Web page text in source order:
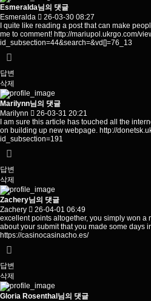
Esmeralda님의 댓글
Esmeralda
26-03-30 08:27
I quite like reading a post that can make
me to comment! http://mariupol.ukrgo.com/
id_subsection=44&search=&vd []=76_13
답변
삭제
Marilynn님의 댓글
Marilynn
26-03-31 20:21
I am sure this article has touched all the
on building up new webpage. http://
id_subsection=191
답변
삭제
Zachery님의 댓글
Zachery
26-04-01 06:49
excellent points altogether, you simply won a
about your submit that you made some days
https://casinocasinacho.es/
답변
삭제
Gloria Rosenthal님의 댓글